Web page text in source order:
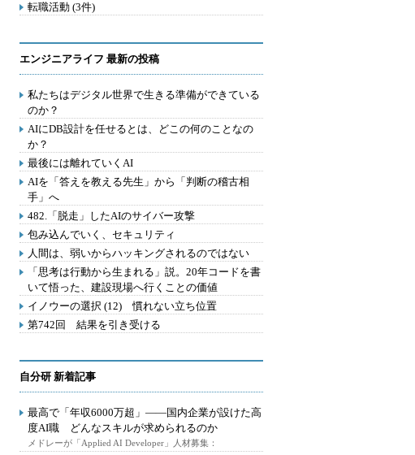
転職活動 (3件)
エンジニアライフ 最新の投稿
私たちはデジタル世界で生きる準備ができている
のか？
AIにDB設計を任せるとは、どこの何のことなの
か？
最後には離れていくAI
AIを「答えを教える先生」から「判断の稽古相
手」へ
482.「脱走」したAIのサイバー攻撃
包み込んでいく、セキュリティ
人間は、弱いからハッキングされるのではない
「思考は行動から生まれる」説。20年コードを書
いて悟った、建設現場へ行くことの価値
イノウーの選択 (12) 慣れない立ち位置
第742回 結果を引き受ける
自分研 新着記事
最高で「年収6000万超」――国内企業が設けた高
度AI職 どんなスキルが求められるのか
メドレーが「Applied AI Developer」人材募集：